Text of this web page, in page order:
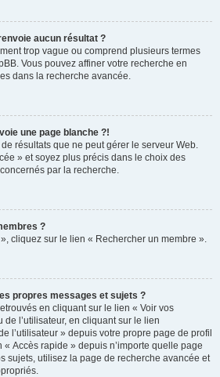
aucun résultat ?
trop vague ou comprend plusieurs termes
Vous pouvez affiner votre recherche en
dans la recherche avancée.
une page blanche ?!
résultats que ne peut gérer le serveur Web.
» et soyez plus précis dans le choix des
par la recherche.
?
cliquez sur le lien « Rechercher un membre ».
propres messages et sujets ?
en cliquant sur le lien « Voir vos
l’utilisateur, en cliquant sur le lien
l’utilisateur » depuis votre propre page de profil
Accès rapide » depuis n’importe quelle page
sujets, utilisez la page de recherche avancée et